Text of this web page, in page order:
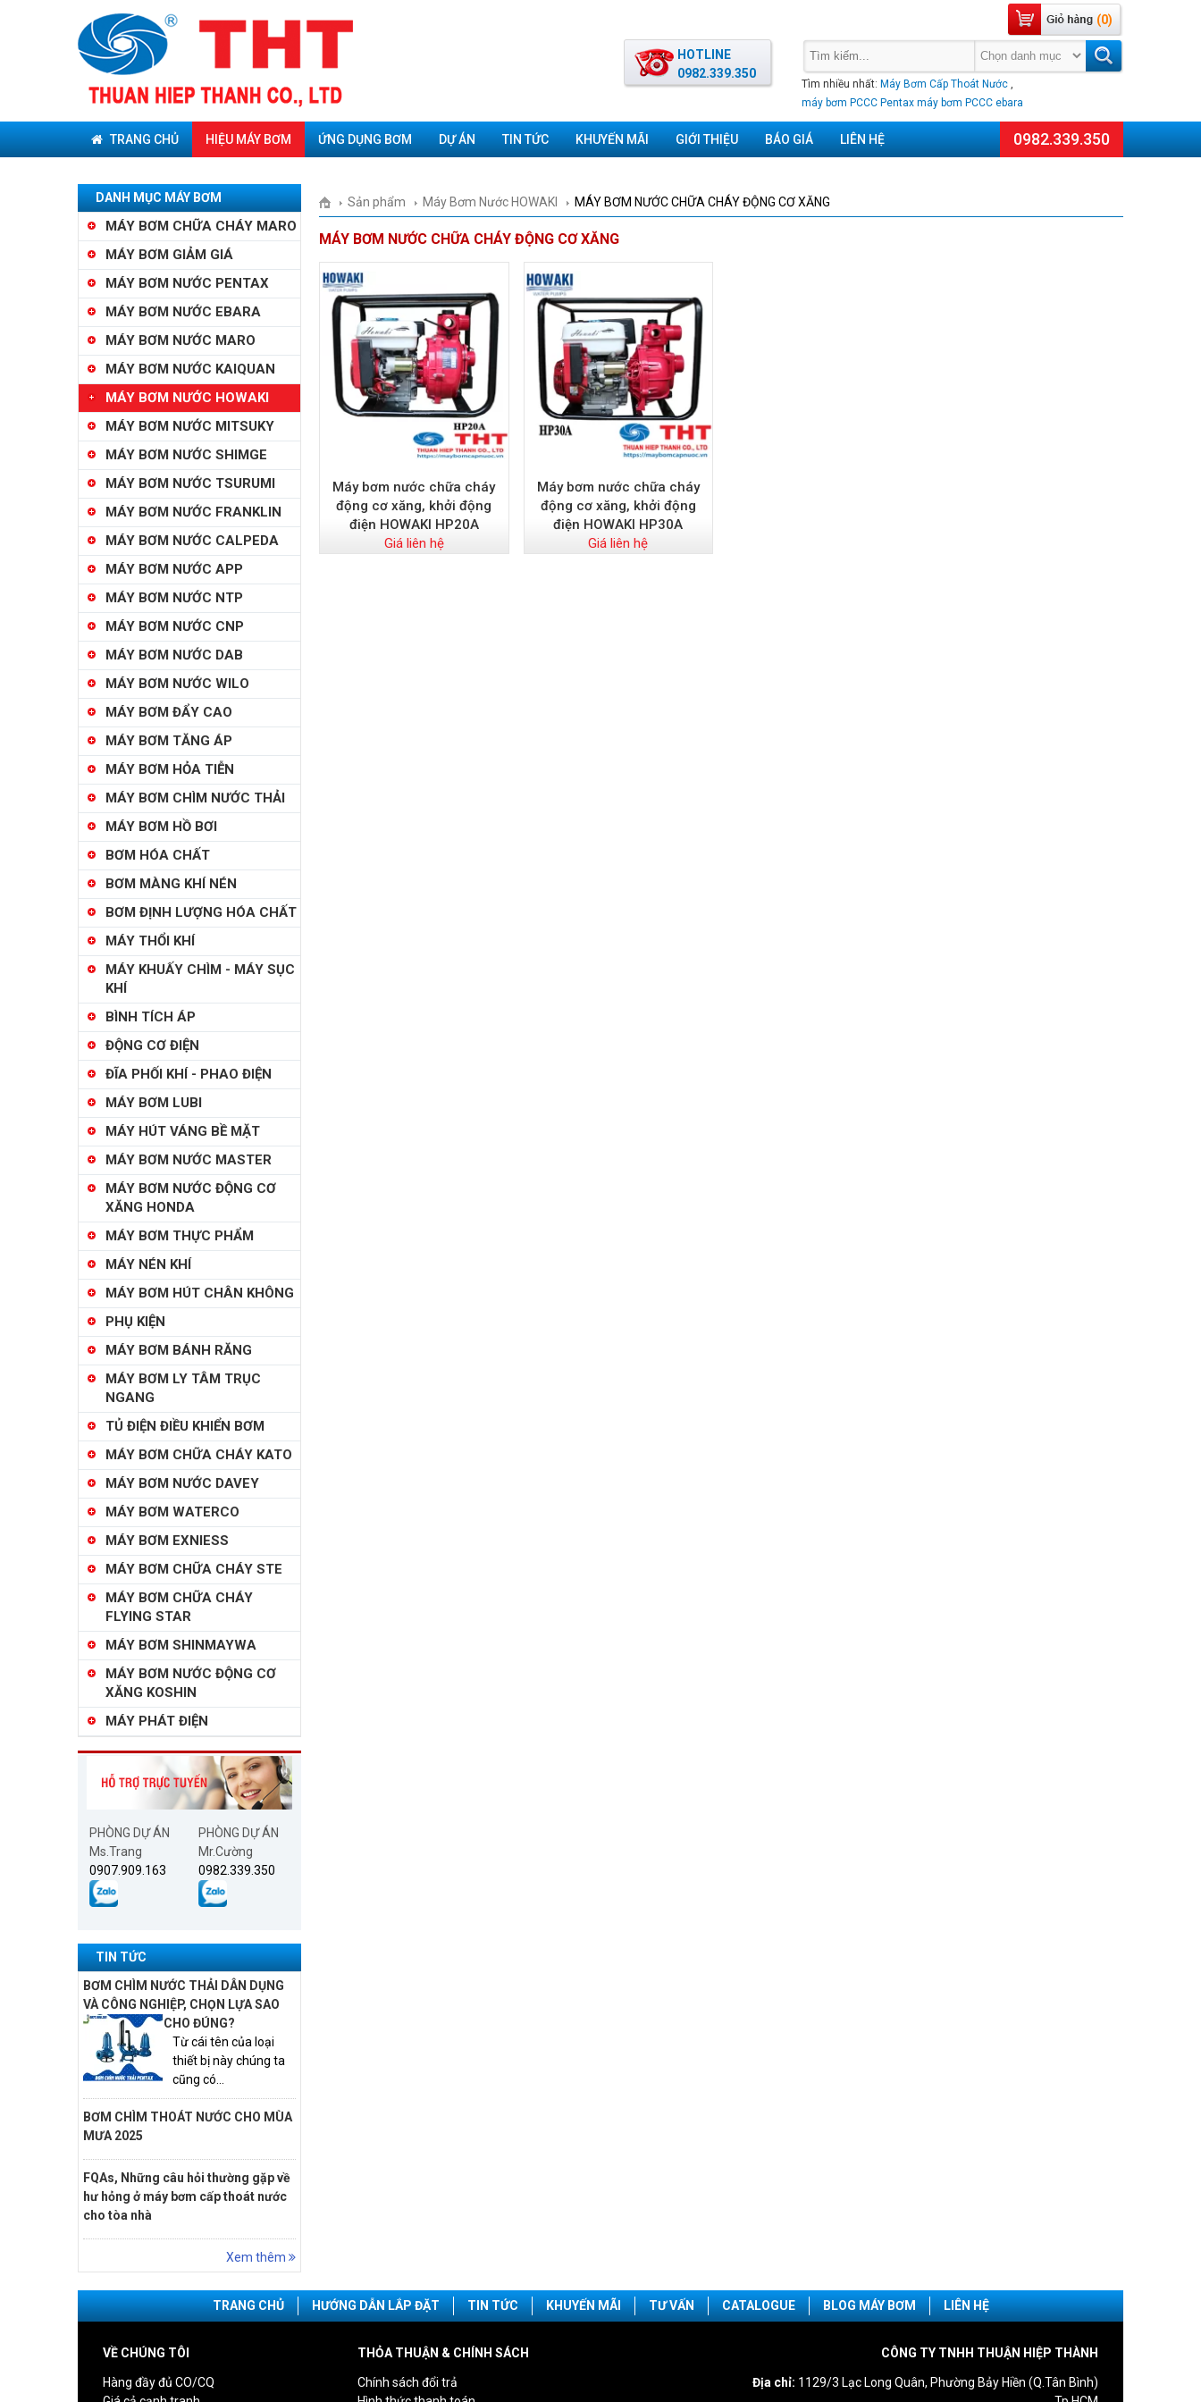
(0)
Tìm nhiều nhất: Máy Bơm Cấp Thoát Nước ,
máy bơm PCCC Pentax máy bơm PCCC ebara
HOTLINE
0982.339.350
TRANG CHỦ HIỆU MÁY BƠM ỨNG DỤNG BƠM DỰ ÁN TIN TỨC KHUYẾN MÃI GIỚI THIỆU BÁO GIÁ LIÊN HỆ 0982.339.350
DANH MỤC MÁY BƠM
MÁY BƠM CHỮA CHÁY MARO
MÁY BƠM GIẢM GIÁ
MÁY BƠM NƯỚC PENTAX
MÁY BƠM NƯỚC EBARA
MÁY BƠM NƯỚC MARO
MÁY BƠM NƯỚC KAIQUAN
MÁY BƠM NƯỚC HOWAKI
MÁY BƠM NƯỚC MITSUKY
MÁY BƠM NƯỚC SHIMGE
MÁY BƠM NƯỚC TSURUMI
MÁY BƠM NƯỚC FRANKLIN
MÁY BƠM NƯỚC CALPEDA
MÁY BƠM NƯỚC APP
MÁY BƠM NƯỚC NTP
MÁY BƠM NƯỚC CNP
MÁY BƠM NƯỚC DAB
MÁY BƠM NƯỚC WILO
MÁY BƠM ĐẨY CAO
MÁY BƠM TĂNG ÁP
MÁY BƠM HỎA TIỄN
MÁY BƠM CHÌM NƯỚC THẢI
MÁY BƠM HỒ BƠI
BƠM HÓA CHẤT
BƠM MÀNG KHÍ NÉN
BƠM ĐỊNH LƯỢNG HÓA CHẤT
MÁY THỔI KHÍ
MÁY KHUẤY CHÌM - MÁY SỤC
KHÍ
BÌNH TÍCH ÁP
ĐỘNG CƠ ĐIỆN
ĐĨA PHỐI KHÍ - PHAO ĐIỆN
MÁY BƠM LUBI
MÁY HÚT VÁNG BỀ MẶT
MÁY BƠM NƯỚC MASTER
MÁY BƠM NƯỚC ĐỘNG CƠ
XĂNG HONDA
MÁY BƠM THỰC PHẨM
MÁY NÉN KHÍ
MÁY BƠM HÚT CHÂN KHÔNG
PHỤ KIỆN
MÁY BƠM BÁNH RĂNG
MÁY BƠM LY TÂM TRỤC
NGANG
TỦ ĐIỆN ĐIỀU KHIỂN BƠM
MÁY BƠM CHỮA CHÁY KATO
MÁY BƠM NƯỚC DAVEY
MÁY BƠM WATERCO
MÁY BƠM EXNIESS
MÁY BƠM CHỮA CHÁY STE
MÁY BƠM CHỮA CHÁY
FLYING STAR
MÁY BƠM SHINMAYWA
MÁY BƠM NƯỚC ĐỘNG CƠ
XĂNG KOSHIN
MÁY PHÁT ĐIỆN
PHÒNG DỰ ÁN
Ms.Trang
0907.909.163
PHÒNG DỰ ÁN
Mr.Cường
0982.339.350
TIN TỨC
BƠM CHÌM NƯỚC THẢI DÂN DỤNG
VÀ CÔNG NGHIỆP, CHỌN LỰA SAO
CHO ĐÚNG?
Từ cái tên của loại
thiết bị này chúng ta
cũng có...
BƠM CHÌM THOÁT NƯỚC CHO MÙA
MƯA 2025
FQAs, Những câu hỏi thường gặp về
hư hỏng ở máy bơm cấp thoát nước
cho tòa nhà
Xem thêm
Sản phẩm Máy Bơm Nước HOWAKI MÁY BƠM NƯỚC CHỮA CHÁY ĐỘNG CƠ XĂNG
MÁY BƠM NƯỚC CHỮA CHÁY ĐỘNG CƠ XĂNG
Máy bơm nước chữa cháy
động cơ xăng, khởi động
điện HOWAKI HP20A
Giá liên hệ
Máy bơm nước chữa cháy
động cơ xăng, khởi động
điện HOWAKI HP30A
Giá liên hệ
TRANG CHỦ HƯỚNG DẪN LẮP ĐẶT TIN TỨC KHUYẾN MÃI TƯ VẤN CATALOGUE BLOG MÁY BƠM LIÊN HỆ
VỀ CHÚNG TÔI
Hàng đầy đủ CO/CQ
THỎA THUẬN & CHÍNH SÁCH
Chính sách đổi trả
CÔNG TY TNHH THUẬN HIỆP THÀNH
Địa chỉ: 1129/3 Lạc Long Quân, Phường Bảy Hiền (Q.Tân Bình)